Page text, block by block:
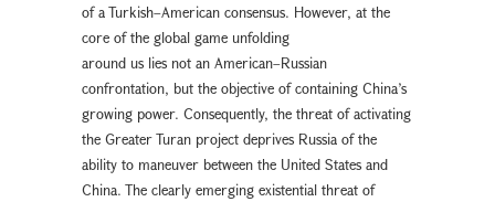
of a Turkish–American consensus. However, at the
core of the global game unfolding
around us lies not an American–Russian
confrontation, but the objective of containing China’s
growing power. Consequently, the threat of activating
the Greater Turan project deprives Russia of the
ability to maneuver between the United States and
China. The clearly emerging existential threat of